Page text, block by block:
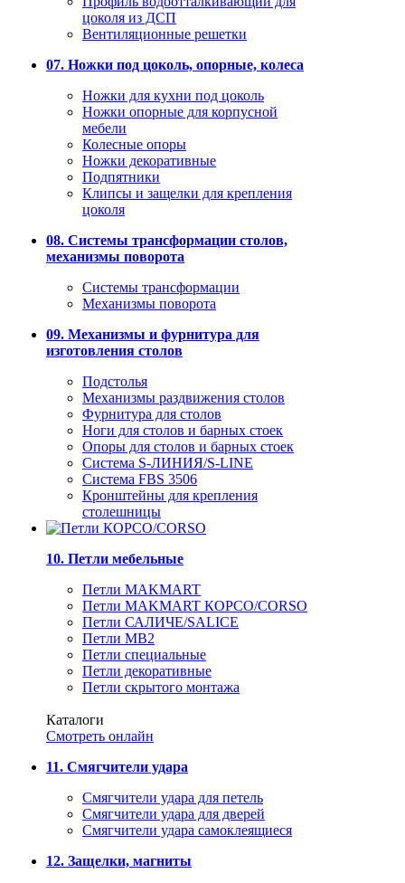
цоколя из ДСП
Вентиляционные решетки
07. Ножки под цоколь, опорные, колеса
Ножки для кухни под цоколь
Ножки опорные для корпусной
мебели
Колесные опоры
Ножки декоративные
Подпятники
Клипсы и защелки для крепления
цоколя
08. Системы трансформации столов,
механизмы поворота
Системы трансформации
Механизмы поворота
09. Механизмы и фурнитура для
изготовления столов
Подстолья
Механизмы раздвижения столов
Фурнитура для столов
Ноги для столов и барных стоек
Опоры для столов и барных стоек
Система S-ЛИНИЯ/S-LINE
Система FBS 3506
Кронштейны для крепления
столешницы
10. Петли мебельные
Петли MAKMART
Петли MAKMART КОРСО/CORSO
Петли САЛИЧЕ/SALICE
Петли MB2
Петли специальные
Петли декоративные
Петли скрытого монтажа
Каталоги
Смотреть онлайн
11. Смягчители удара
Смягчители удара для петель
Смягчители удара для дверей
Cмягчители удара самоклеящиеся
12. Защелки, магниты